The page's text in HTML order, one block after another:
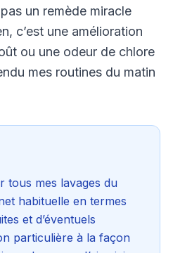
un remède miracle
c’est une amélioration
ou une odeur de chlore
mes routines du matin
tous mes lavages du
habituelle en termes
et d’éventuels
particulière à la façon